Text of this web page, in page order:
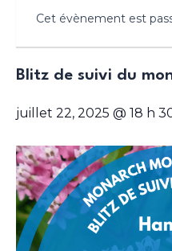
Cet évènement est
Blitz de suivi du
juillet 22, 2025 @ 18 h